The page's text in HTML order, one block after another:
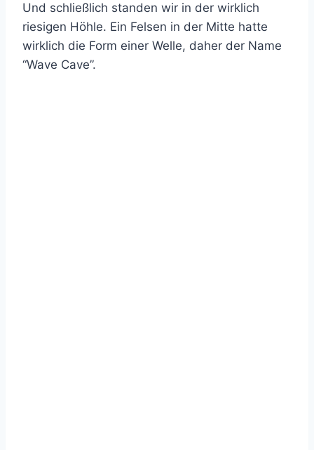
Und schließlich standen wir in der wirklich
riesigen Höhle. Ein Felsen in der Mitte hatte
wirklich die Form einer Welle, daher der Name
“Wave Cave”.